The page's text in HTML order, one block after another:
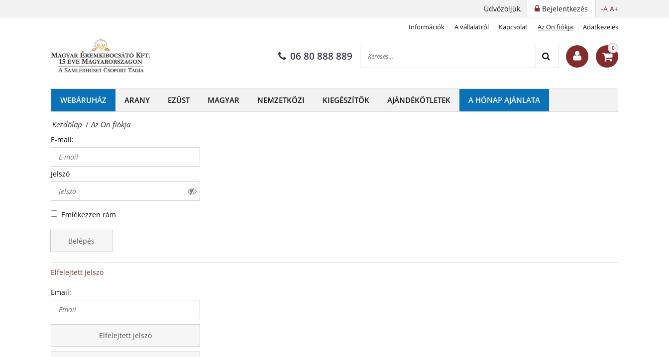
Magyar
Kft.
-
Érmék
és
emlékérmek
hivatalos
forgalmazója!
-A A+
Bejelentkezés
Üdvözöljük,
Információk A vállalatról Kapcsolat Az Ön fiókja Adatkezelés
06 80 888 889
0
WEBÁRUHÁZ ARANY EZÜST MAGYAR NEMZETKÖZI KIEGÉSZÍTŐK AJÁNDÉKÖTLETEK A HÓNAP AJÁNLATA
Kezdőlap / Az Ön fiókja
E-mail:
Jelszó
Emlékezzen rám
Belépés
Elfelejtett jelszó
Email:
Elfelejtett jelszó
emlékérmek
forgalmazója!